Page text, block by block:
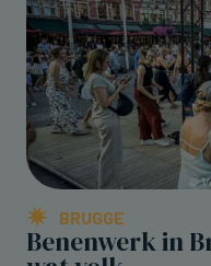
BRUGGE
Benenwerk in